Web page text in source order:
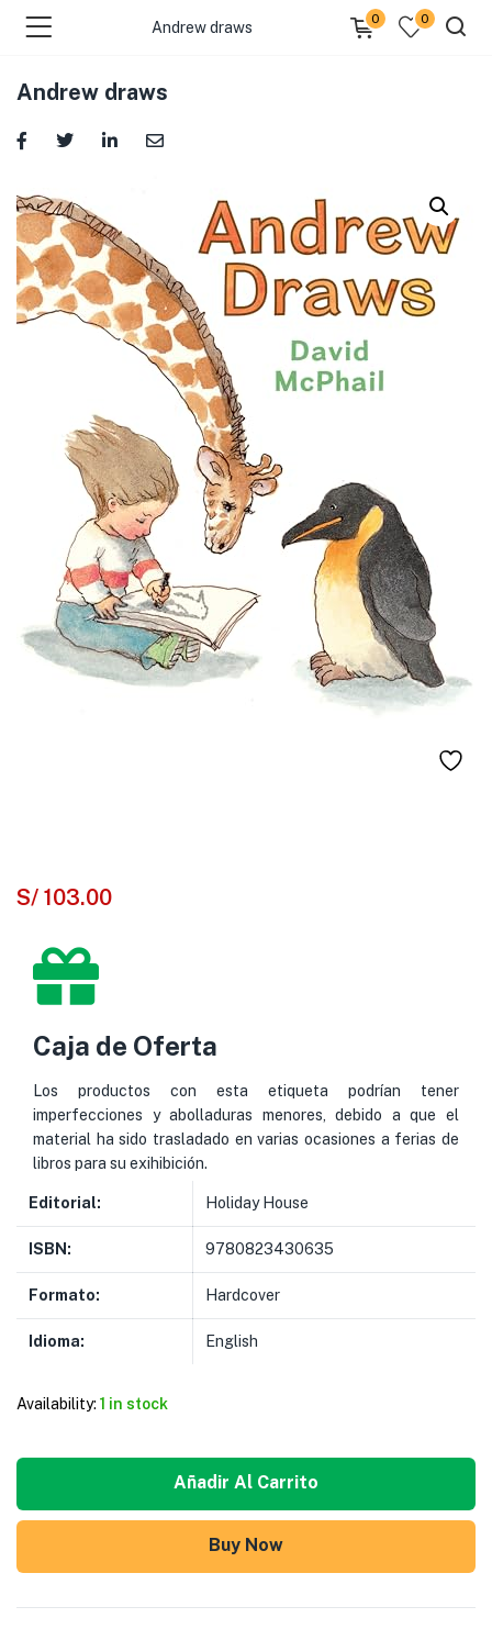
Andrew draws
0 0
Andrew draws
S/ 103.00
Caja de Oferta
Los productos con esta etiqueta podrían tener
imperfecciones y abolladuras menores, debido a que el
material ha sido trasladado en varias ocasiones a ferias de
libros para su exihibición.
Editorial: Holiday House
ISBN: 9780823430635
Formato: Hardcover
Idioma: English
Availability: 1 in stock
Añadir Al Carrito
Buy Now